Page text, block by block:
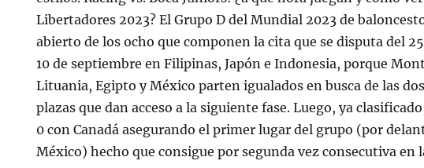
Libertadores 2023? El Grupo D del Mundial 2023 de
abierto de los ocho que componen la cita que se disputa del
10 de septiembre en Filipinas, Japón e Indonesia, porque
Lituania, Egipto y México parten igualados en busca de las
plazas que dan acceso a la siguiente fase. Luego, ya
0 con Canadá asegurando el primer lugar del grupo (por
México) hecho que consigue por segunda vez consecutiva en